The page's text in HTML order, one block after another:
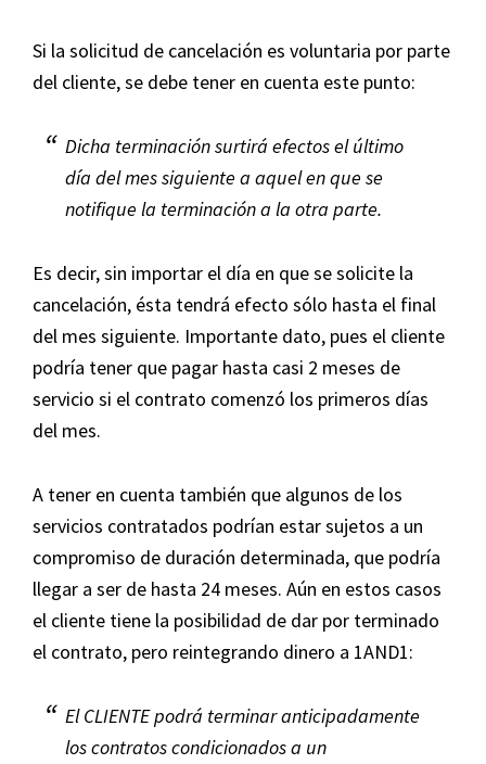
Si la solicitud de cancelación es voluntaria por parte
del cliente, se debe tener en cuenta este punto:
Dicha terminación surtirá efectos el último
día del mes siguiente a aquel en que se
notifique la terminación a la otra parte.
Es decir, sin importar el día en que se solicite la
cancelación, ésta tendrá efecto sólo hasta el final
del mes siguiente. Importante dato, pues el cliente
podría tener que pagar hasta casi 2 meses de
servicio si el contrato comenzó los primeros días
del mes.
A tener en cuenta también que algunos de los
servicios contratados podrían estar sujetos a un
compromiso de duración determinada, que podría
llegar a ser de hasta 24 meses. Aún en estos casos
el cliente tiene la posibilidad de dar por terminado
el contrato, pero reintegrando dinero a 1AND1:
El CLIENTE podrá terminar anticipadamente
los contratos condicionados a un